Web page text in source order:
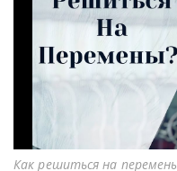
Как решиться на